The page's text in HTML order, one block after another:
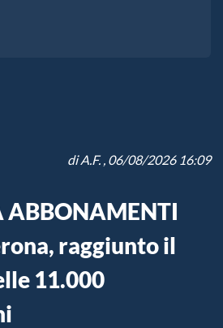
diA.F., 06/08/2026 16:09
ABBONAMENTI
raggiunto il
11.000